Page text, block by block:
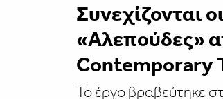
Συνεχίζονται
«Αλεπούδες»
Contemporary
Το έργο βραβεύτηκε